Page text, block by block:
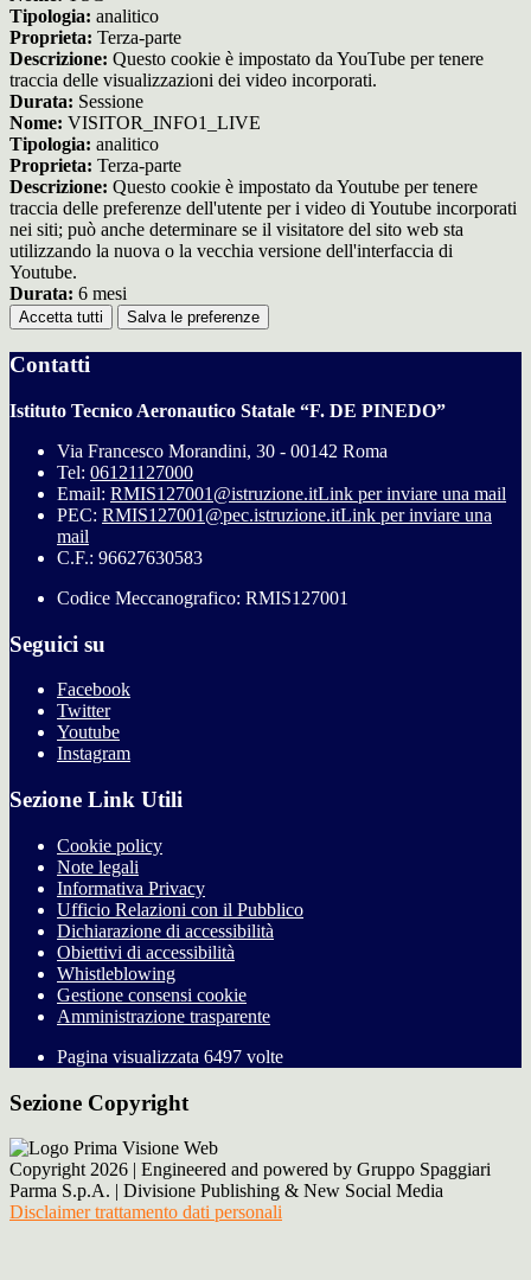
Tipologia: analitico
Proprieta: Terza-parte
Descrizione: Questo cookie è impostato da YouTube per tenere
traccia delle visualizzazioni dei video incorporati.
Durata: Sessione
Nome: VISITOR_INFO1_LIVE
Tipologia: analitico
Proprieta: Terza-parte
Descrizione: Questo cookie è impostato da Youtube per tenere
traccia delle preferenze dell'utente per i video di Youtube incorporati
nei siti; può anche determinare se il visitatore del sito web sta
utilizzando la nuova o la vecchia versione dell'interfaccia di
Youtube.
Durata: 6 mesi
Accetta tutti Salva le preferenze
Contatti
Istituto Tecnico Aeronautico Statale “F. DE PINEDO”
Via Francesco Morandini, 30 - 00142 Roma
Tel: 06121127000
Email: RMIS127001@istruzione.itLink per inviare una mail
PEC: RMIS127001@pec.istruzione.itLink per inviare una
mail
C.F.: 96627630583
Codice Meccanografico: RMIS127001
Seguici su
Facebook
Twitter
Youtube
Instagram
Sezione Link Utili
Cookie policy
Note legali
Informativa Privacy
Ufficio Relazioni con il Pubblico
Dichiarazione di accessibilità
Obiettivi di accessibilità
Whistleblowing
Gestione consensi cookie
Amministrazione trasparente
Pagina visualizzata 6497 volte
Sezione Copyright
Copyright 2026 | Engineered and powered by Gruppo Spaggiari
Parma S.p.A. | Divisione Publishing & New Social Media
Disclaimer trattamento dati personali